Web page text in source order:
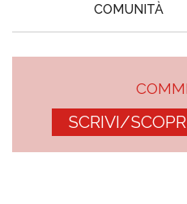
COMUNITÀ
SCRIVI/